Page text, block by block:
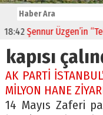
Şennur Üzgen’in
kapısı
AK PARTİ
MİLYON HANE
14 Mayıs Zaferi